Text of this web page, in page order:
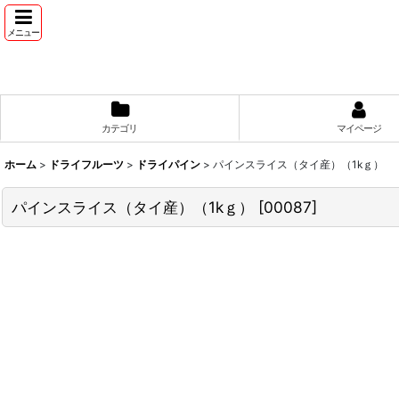
メニュー
カテゴリ マイページ
ホーム > ドライフルーツ > ドライパイン > パインスライス（タイ産）（1kｇ）
パインスライス（タイ産）（1kｇ） [00087]